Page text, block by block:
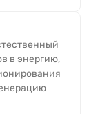
в энергию,